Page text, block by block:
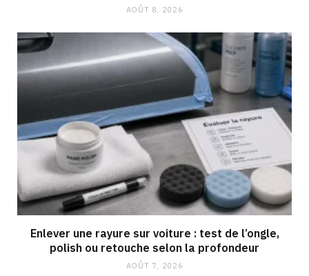
AOÛT 8, 2026
Enlever une rayure sur voiture : test de l’ongle,
polish ou retouche selon la profondeur
AOÛT 7, 2026